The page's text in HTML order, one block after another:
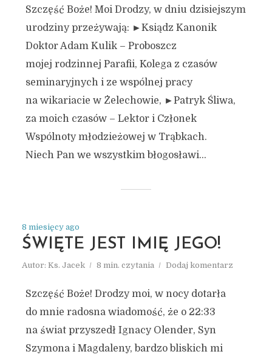
ARCHIWUM
2025
Szczęść Boże! Moi Drodzy, w dniu dzisiejszym
urodziny przeżywają: ►Ksiądz Kanonik
Doktor Adam Kulik – Proboszcz
mojej rodzinnej Parafii, Kolega z czasów
seminaryjnych i ze wspólnej pracy
na wikariacie w Żelechowie, ►Patryk Śliwa,
za moich czasów – Lektor i Członek
Wspólnoty młodzieżowej w Trąbkach.
Niech Pan we wszystkim błogosławi...
8 miesięcy ago
ŚWIĘTE JEST IMIĘ JEGO!
Autor: Ks. Jacek 8 min. czytania Dodaj komentarz
Szczęść Boże! Drodzy moi, w nocy dotarła
do mnie radosna wiadomość, że o 22:33
na świat przyszedł Ignacy Olender, Syn
Szymona i Magdaleny, bardzo bliskich mi